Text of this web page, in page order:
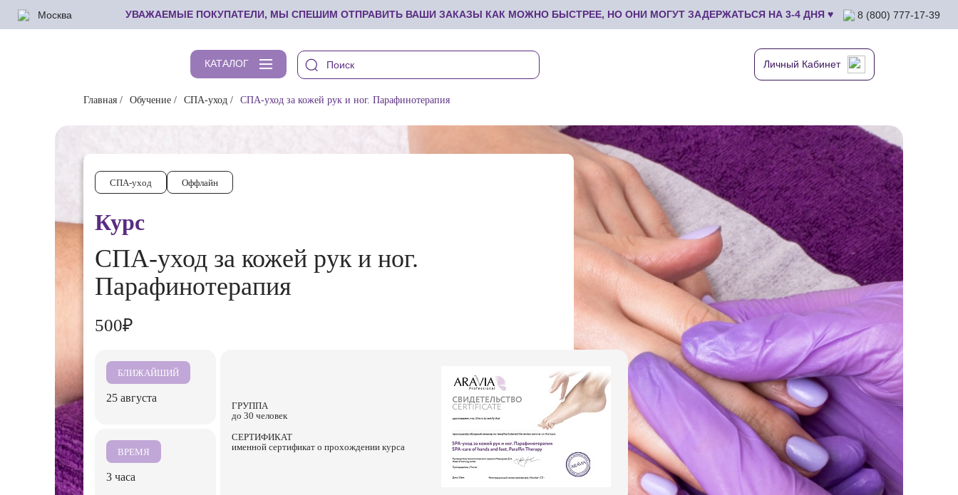
УВАЖАЕМЫЕ ПОКУПАТЕЛИ, МЫ СПЕШИМ ОТПРАВИТЬ ВАШИ ЗАКАЗЫ КАК МОЖНО БЫСТРЕЕ, НО ОНИ МОГУТ ЗАДЕРЖАТЬСЯ НА 3-4 ДНЯ ♥
Москва 8 (800) 777-17-39
КАТАЛОГ Личный Кабинет
Главная Обучение СПА-уход СПА-уход за кожей рук и ног. Парафинотерапия
СПА-уход Оффлайн
Курс
СПА-уход за кожей рук и ног.
Парафинотерапия
500₽
БЛИЖАЙШИЙ
25 августа
ВРЕМЯ
3 часа
ГРУППА
до 30 человек
СЕРТИФИКАТ
именной сертификат о прохождении курса